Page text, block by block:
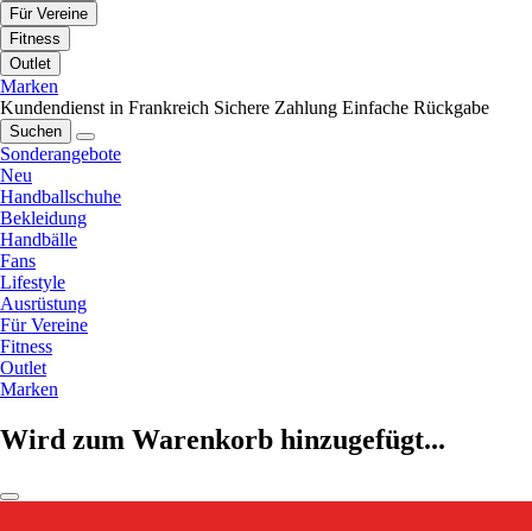
Für Vereine
Fitness
Outlet
Marken
Kundendienst in Frankreich Sichere Zahlung Einfache Rückgabe
Suchen
Sonderangebote
Neu
Handballschuhe
Bekleidung
Handbälle
Fans
Lifestyle
Ausrüstung
Für Vereine
Fitness
Outlet
Marken
Wird zum Warenkorb hinzugefügt...